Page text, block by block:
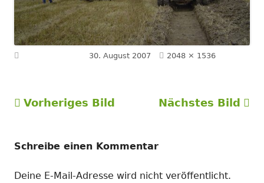
30. August 2007 Volle
2048 × 1536
Vorheriges Bild Nächstes Bild
Schreibe einen Kommentar
Deine E-Mail-Adresse wird nicht veröffentlicht.